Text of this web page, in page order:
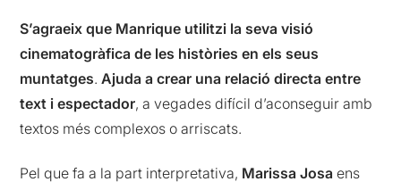
S’agraeix que Manrique utilitzi la seva visió
cinematogràfica de les històries en els seus
muntatges.Ajuda a crear una relació directa entre
text i espectador, a vegades difícil d’aconseguir amb
textos més complexos o arriscats.
Pel que fa a la part interpretativa, Marissa Josa ens